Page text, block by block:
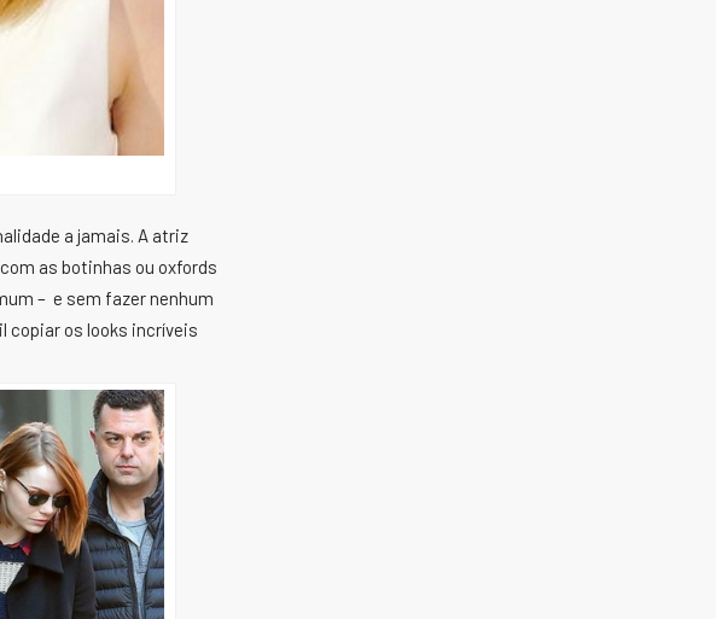
a jamais. A atriz
as botinhas ou oxfords
– e sem fazer nenhum
copiar os looks incríveis